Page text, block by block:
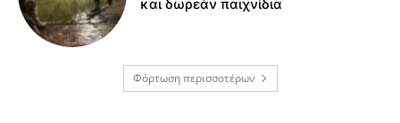
και δωρεάν παιχνίδια
Φόρτωση περισσοτέρων